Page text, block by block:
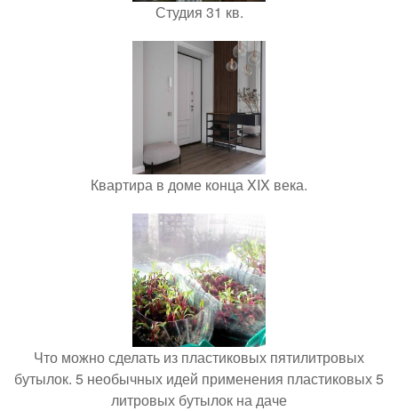
Студия 31 кв.
Квартира в доме конца XIX века.
Что можно сделать из пластиковых пятилитровых
бутылок. 5 необычных идей применения пластиковых 5
литровых бутылок на даче